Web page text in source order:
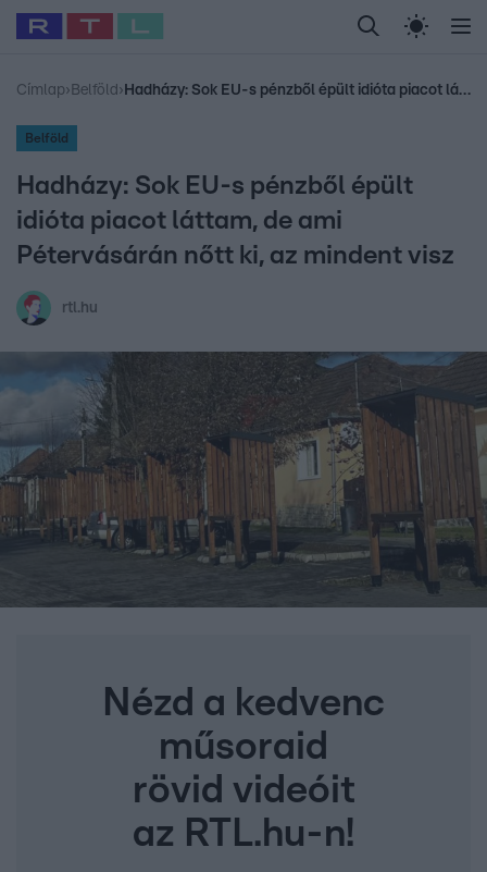
Legfrissebb RTL Híradó Randi Celeb vagyok,
Babits Marcella Most Wanted Gallusz
Címlap› Belföld › Hadházy: Sok EU-s pénzből épült idióta piacot láttam, de ami Pétervásárán nőtt ki, az mindent visz
Belföld
Hadházy: Sok EU-s pénzből épült
idióta piacot láttam, de ami
Pétervásárán nőtt ki, az mindent visz
rtl.hu
Nézd a kedvenc
műsoraid
rövid videóit
az RTL.hu-n!